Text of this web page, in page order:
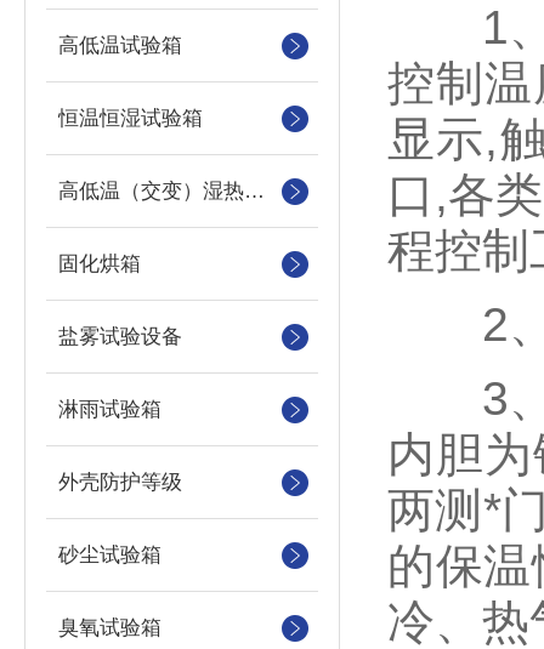
高低温试验箱
恒温恒湿试验箱
高低温（交变）湿热试验箱
固化烘箱
盐雾试验设备
淋雨试验箱
外壳防护等级
砂尘试验箱
臭氧试验箱
1、
控制
显示,
口,各
程控制
2、
3、
内胆
两测*
的保
冷、热